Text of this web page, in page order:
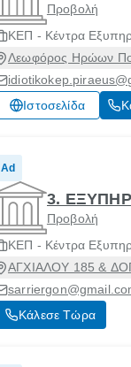
Προβολή
ΚΕΠ - Κέντρα
Λεωφόρος Ηρώων
Ιστοσελίδα
Ad
3.
Προβολή
ΚΕΠ - Κέντρα
ΑΓΧΙΑΛΟΥ 185 &
Κάλεσε Τώρα